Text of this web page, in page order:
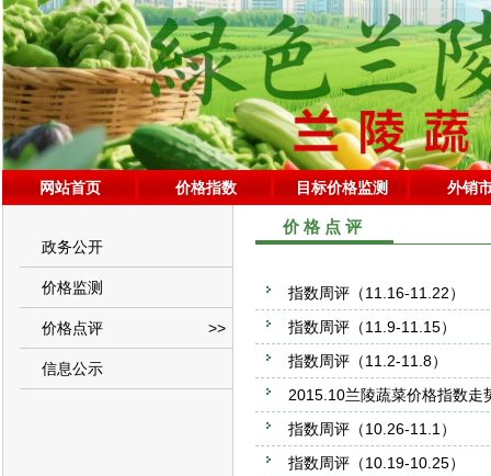
网站首页 价格指数 目标价格监测 外销
政务公开
价格监测
价格点评 >>
信息公示
价格点评
指数周评（11.16-11.22）
指数周评（11.9-11.15）
指数周评（11.2-11.8）
2015.10兰陵蔬菜价格指数走
指数周评（10.26-11.1）
指数周评（10.19-10.25）